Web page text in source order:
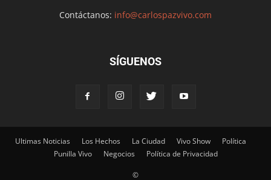
Contáctanos: info@carlospazvivo.com
SÍGUENOS
Ultimas Noticias Los Hechos La Ciudad Vivo Show
Política
Punilla Vivo
Negocios Política de Privacidad
©